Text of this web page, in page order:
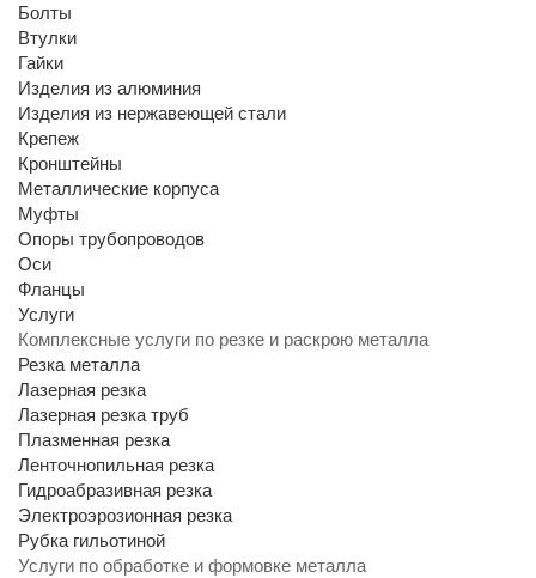
Болты
Втулки
Гайки
Изделия из алюминия
Изделия из нержавеющей стали
Крепеж
Кронштейны
Металлические корпуса
Муфты
Опоры трубопроводов
Оси
Фланцы
Услуги
Комплексные услуги по резке и раскрою металла
Резка металла
Лазерная резка
Лазерная резка труб
Плазменная резка
Ленточнопильная резка
Гидроабразивная резка
Электроэрозионная резка
Рубка гильотиной
Услуги по обработке и формовке металла